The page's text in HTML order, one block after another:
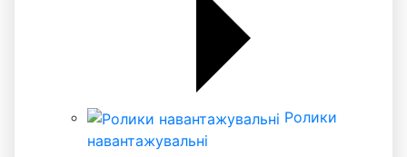
Ролики
навантажувальні